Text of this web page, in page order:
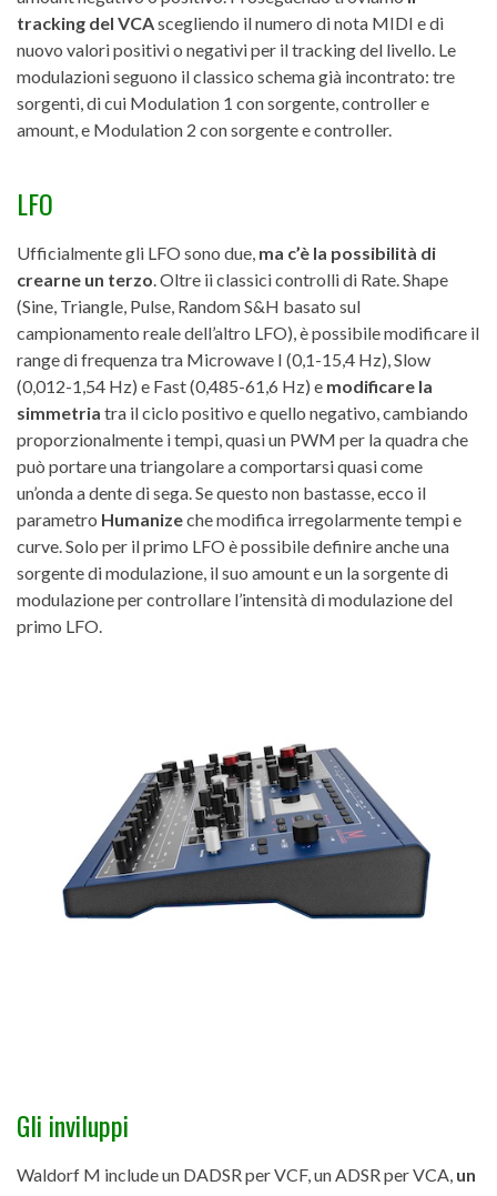
tracking del VCAscegliendo il numero di nota MIDI e di
nuovo valori positivi o negativi per il tracking del livello. Le
modulazioni seguono il classico schema già incontrato: tre
sorgenti, di cui Modulation 1 con sorgente, controller e
amount, e Modulation 2 con sorgente e controller.
LFO
Ufficialmente gli LFO sono due, ma c’è la possibilità di
crearne un terzo. Oltre ii classici controlli di Rate. Shape
(Sine, Triangle, Pulse, Random S&H basato sul
campionamento reale dell’altro LFO), è possibile modificare il
range di frequenza tra Microwave I (0,1-15,4 Hz), Slow
(0,012-1,54 Hz) e Fast (0,485-61,6 Hz) e modificare la
simmetria tra il ciclo positivo e quello negativo, cambiando
proporzionalmente i tempi, quasi un PWM per la quadra che
può portare una triangolare a comportarsi quasi come
un’onda a dente di sega. Se questo non bastasse, ecco il
parametro Humanizeche modifica irregolarmente tempi e
curve. Solo per il primo LFO è possibile definire anche una
sorgente di modulazione, il suo amount e un la sorgente di
modulazione per controllare l’intensità di modulazione del
primo LFO.
Gli inviluppi
Waldorf M include un DADSR per VCF, un ADSR per VCA, un